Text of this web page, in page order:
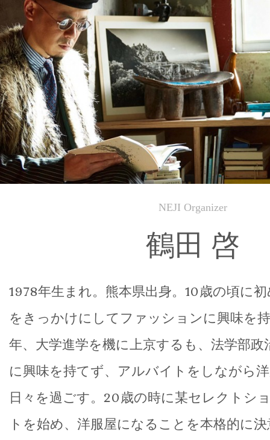
NEJI Organizer
鶴田 啓
1978年生まれ。熊本県出身。10歳の頃に
をきっかけにしてファッションに興味を
年、大学進学を機に上京するも、法学部
に興味を持てず、アルバイトをしながら
日々を過ごす。20歳の時に某セレクトシ
トを始め、洋服屋になることを本格的に